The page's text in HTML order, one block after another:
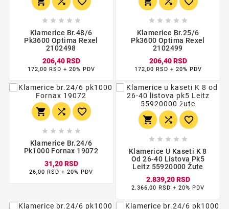
    
Klamerice Br.48/6
Pk3600 Optima Rexel
2102498
206,40 RSD
172,00 RSD + 20% PDV
    
Klamerice Br.25/6
Pk3600 Optima Rexel
2102499
206,40 RSD
172,00 RSD + 20% PDV
  
    
Klamerice Br.24/6
Pk1000 Fornax 19072
31,20 RSD
26,00 RSD + 20% PDV
  
    
Klamerice U Kaseti K 8
Od 26-40 Listova Pk5
Leitz 55920000 Žute
2.839,20 RSD
2.366,00 RSD + 20% PDV